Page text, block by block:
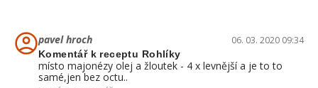
pavel hroch 06. 03. 2020 09:34
Komentář k receptu Rohlíky
místo majonézy olej a žloutek - 4 x levnější a je to to
samé,jen bez octu..